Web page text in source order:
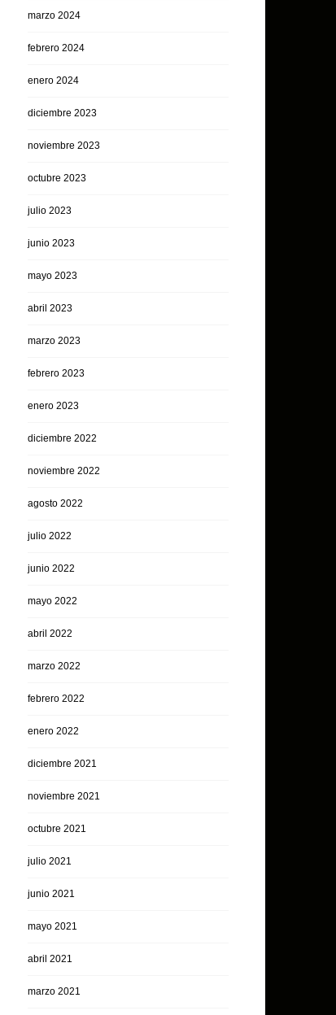
marzo 2024
febrero 2024
enero 2024
diciembre 2023
noviembre 2023
octubre 2023
julio 2023
junio 2023
mayo 2023
abril 2023
marzo 2023
febrero 2023
enero 2023
diciembre 2022
noviembre 2022
agosto 2022
julio 2022
junio 2022
mayo 2022
abril 2022
marzo 2022
febrero 2022
enero 2022
diciembre 2021
noviembre 2021
octubre 2021
julio 2021
junio 2021
mayo 2021
abril 2021
marzo 2021